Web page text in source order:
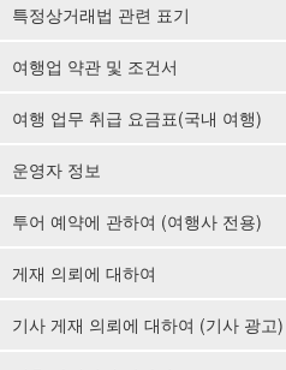
특정상거래법 관련 표기
여행업 약관 및 조건서
여행 업무 취급 요금표(국내 여행)
운영자 정보
투어 예약에 관하여 (여행사 전용)
게재 의뢰에 대하여
기사 게재 의뢰에 대하여 (기사 광고)